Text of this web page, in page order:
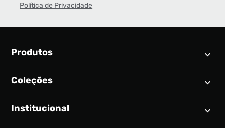
Política de Privacidade
Produtos
Calendário SNEAKER
Tênis
Coleções
Air Jordan 1
Institucional